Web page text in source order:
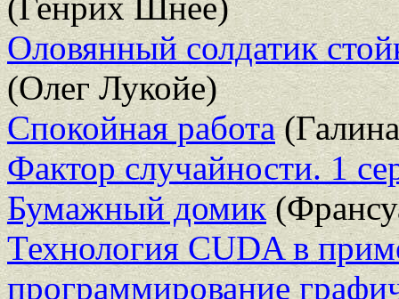
Оловянный солдатик
(Олег Лукойе)
Спокойная работа
Фактор случайности. 1
Бумажный домик
Технология CUDA в
программирование